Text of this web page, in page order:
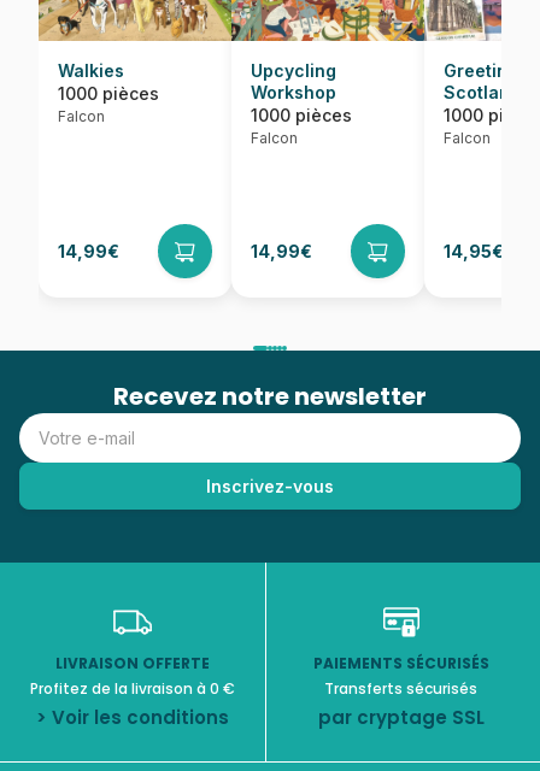
Walkies
1000 pièces
Falcon
14,99€
Upcycling
Workshop
1000 pièces
Falcon
14,99€
Greetings
Scotland
1000
Falcon
14,95€
Recevez notre newsletter
LIVRAISON OFFERTE
Profitez de la livraison à 0 €
> Voir les conditions
PAIEMENTS SÉCURISÉS
Transferts sécurisés
par cryptage SSL